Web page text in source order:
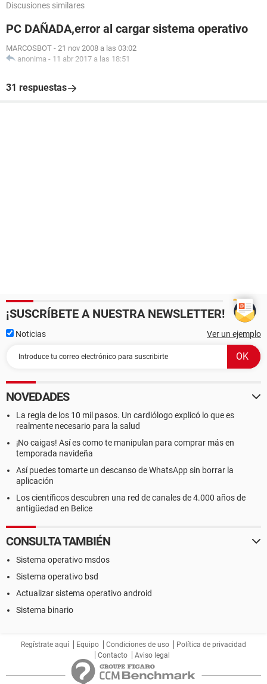
Discusiones similares
PC DAÑADA,error al cargar sistema operativo
MARCOSBOT - 21 nov 2008 a las 03:02
anonima - 11 abr 2017 a las 18:51
31 respuestas
¡SUSCRÍBETE A NUESTRA NEWSLETTER!
Noticias Ver un ejemplo
NOVEDADES
La regla de los 10 mil pasos. Un cardiólogo explicó lo que es
realmente necesario para la salud
¡No caigas! Así es como te manipulan para comprar más en
temporada navideña
Así puedes tomarte un descanso de WhatsApp sin borrar la
aplicación
Los científicos descubren una red de canales de 4.000 años de
antigüedad en Belice
CONSULTA TAMBIÉN
Sistema operativo msdos
Sistema operativo bsd
Actualizar sistema operativo android
Sistema binario
Regístrate aquí Equipo Condiciones de uso
Política de privacidad
Contacto
Aviso legal